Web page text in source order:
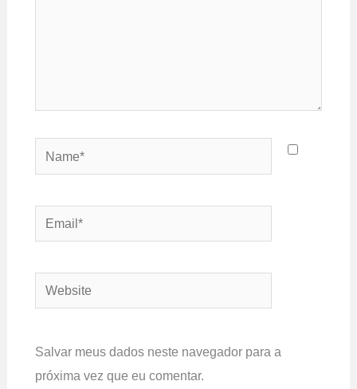
Name*
Email*
Website
Salvar meus dados neste navegador para a
próxima vez que eu comentar.